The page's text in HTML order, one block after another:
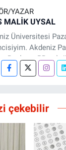
YAZAR
MALİK UYSAL
Üniversitesi
Akdeniz
Başkanı, PR
ve Basın
stratejik ve veri
çekebilir